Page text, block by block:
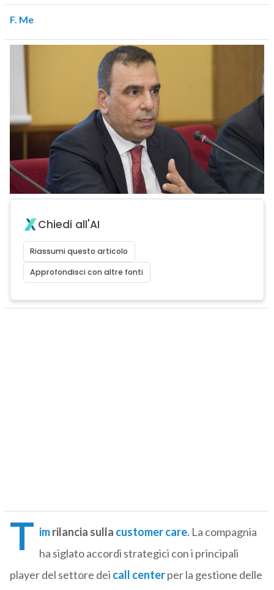
F. Me
Chiedi all'AI
Riassumi questo articolo
Approfondisci con altre fonti
T imrilancia sulla customer care. La compagnia
ha siglato accordi strategici con i principali
player del settore dei call centerper la gestione delle